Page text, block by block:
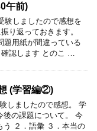
午前)
験しましたので感想を
り返っておきます。
題用紙が間違っている
認します とのこ …
(学習編②)
しましたので感想。 学
後の課題について。 今
う ２．語彙 ３．本当の